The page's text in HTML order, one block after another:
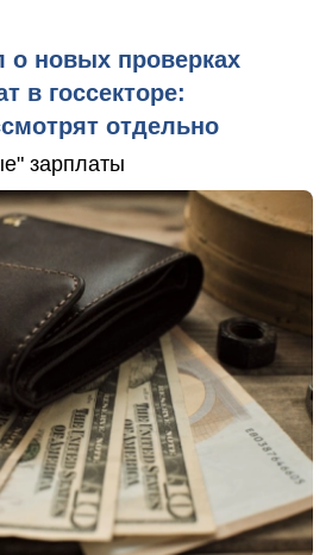
новых проверках
в госсекторе:
отдельно
зарплаты